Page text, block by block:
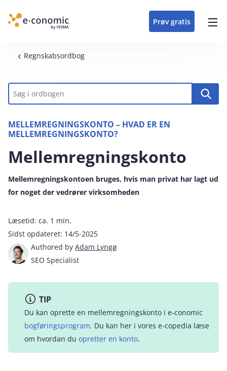
Header top menu
Prøv gratis
skræddersyet løsning
til din branche
e‑conomic
alle funktioner i
e‑conomic
e‑conomic
skræddersyede kurser
til administratorer
forhandler kan styrke
og vækste din
Brødkrumme
Regnskabsordbog
Nøgleord
MELLEMREGNINGSKONTO – HVAD ER EN
MELLEMREGNINGSKONTO?
Mellemregningskonto
Mellemregningskontoen bruges, hvis man privat har lagt ud
for noget der vedrører virksomheden
Læsetid: ca. 1 min.
Sidst opdateret: 14/5-2025
Authored by Adam Lyngø
SEO Specialist
TIP
Du kan oprette en mellemregningskonto i e‑conomic
bogføringsprogram. Du kan her i vores e-copedia læse
om hvordan du opretter en konto.